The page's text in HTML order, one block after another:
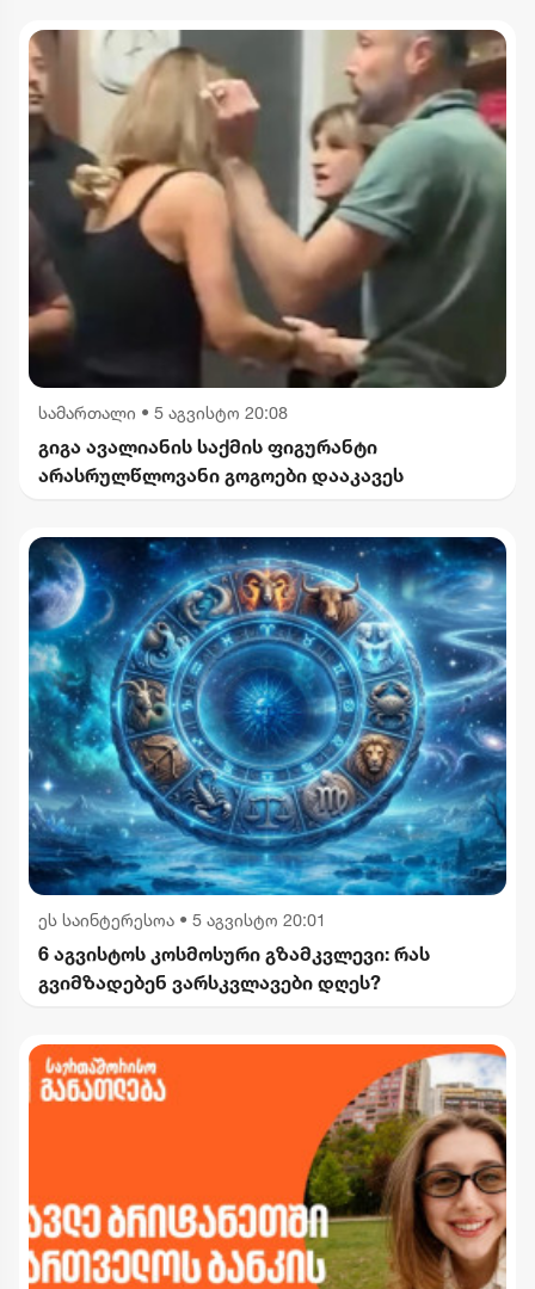
სამართალი • 5 აგვისტო 20:08
გიგა ავალიანის საქმის ფიგურანტი
არასრულწლოვანი გოგოები დააკავეს
ეს საინტერესოა • 5 აგვისტო 20:01
6 აგვისტოს კოსმოსური გზამკვლევი: რას
გვიმზადებენ ვარსკვლავები დღეს?